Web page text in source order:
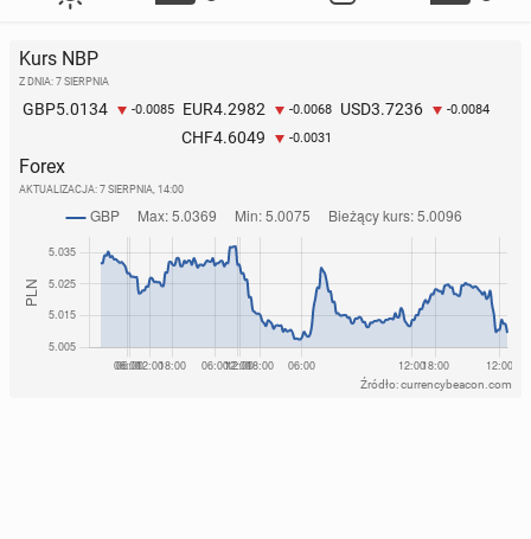
Kurs NBP
Z DNIA: 7 SIERPNIA
GBP5.0134 -0.0085 EUR4.2982 -0.0068 USD3.7236 -0.0084
CHF4.6049 -0.0031
Forex
AKTUALIZACJA: 7 SIERPNIA, 14:00
Źródło: currencybeacon.com